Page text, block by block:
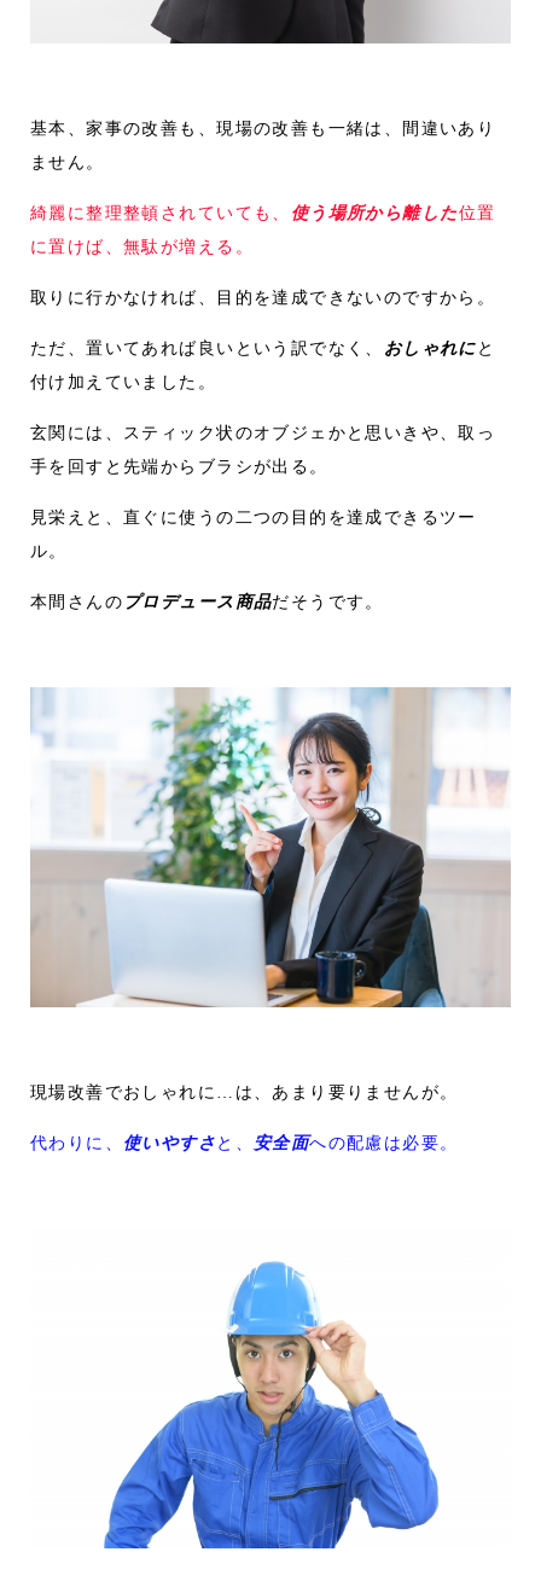
基本、家事の改善も、現場の改善も一緒は、間違いあり
ません。
綺麗に整理整頓されていても、 使う場所から離した位置
に置けば、無駄が増える。
取りに行かなければ、目的を達成できないのですから。
ただ、置いてあれば良いという訳でなく、 おしゃれにと
付け加えていました。
玄関には、スティック状のオブジェかと思いきや、取っ
手を回すと先端からブラシが出る。
見栄えと、直ぐに使うの二つの目的を達成できるツー
ル。
本間さんの プロデュース商品だそうです。
現場改善でおしゃれに…は、あまり要りませんが。
代わりに、 使いやすさと、 安全面への配慮は必要。